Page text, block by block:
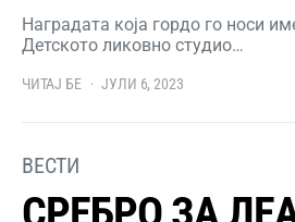
Наградата која гордо го носи
Детското ликовно студио…
ЧИТАЈ БЕ ЈУЛИ 6, 2023
ВЕСТИ